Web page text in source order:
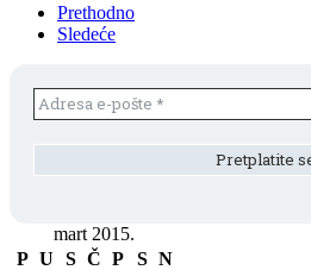
Prethodno
Sledeće
mart 2015.
P U S Č P S N